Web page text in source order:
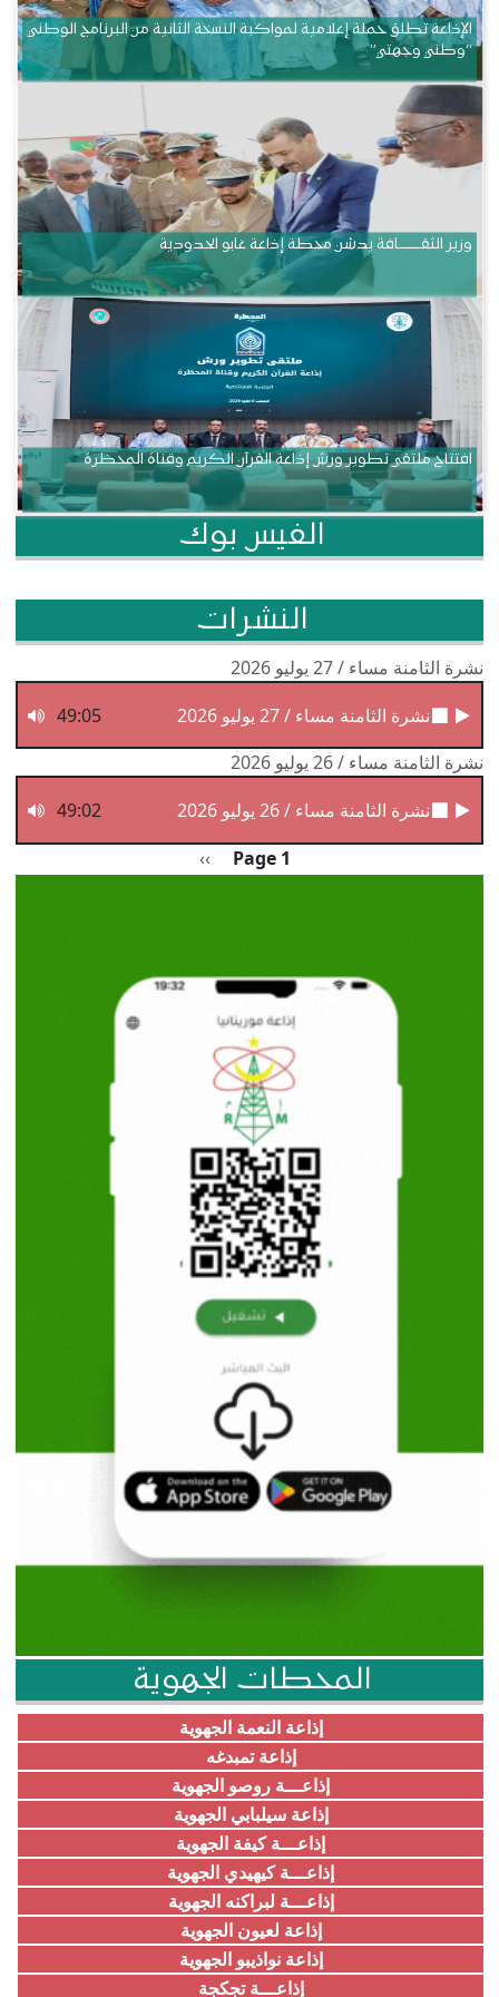
الإذاعة تطلق حملة إعلامية لمواكبة النسخة الثانية من البرنامج الوطني
“وطني وجهتي”
وزير الثقــــــــــافة يدشن محطة إذاعة غابو الحدودية
افتتاح ملتقى تطوير ورش إذاعة القرآن الكريم وقناة المحظرة
الفيس بوك
النشرات
نشرة الثامنة مساء / 27 يوليو 2026
نشرة الثامنة مساء / 27 يوليو 2026
49:05
نشرة الثامنة مساء / 26 يوليو 2026
نشرة الثامنة مساء / 26 يوليو 2026
49:02
Page 1 الصفحة التالية
››
المحطات الجهوية
إذاعة النعمة الجهوية
إذاعة تمبدغه
إذاعـــة روصو الجهوية
إذاعة سيلبابي الجهوية
إذاعـــة كيفة الجهوية
إذاعـــة كيهيدي الجهوية
إذاعـــة لبراكنه الجهوية
إذاعة لعيون الجهوية
إذاعة نواذيبو الجهوية
إذاعـــة تجكجة